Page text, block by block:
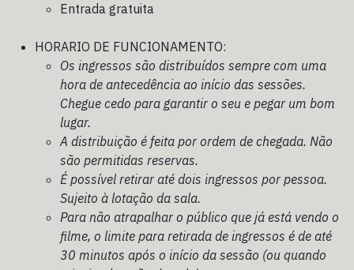
Entrada gratuita
HORARIO DE FUNCIONAMENTO:
Os ingressos são distribuídos sempre com uma
hora de antecedência ao início das sessões.
Chegue cedo para garantir o seu e pegar um bom
lugar.
A distribuição é feita por ordem de chegada. Não
são permitidas reservas.
É possível retirar até dois ingressos por pessoa.
Sujeito à lotação da sala.
Para não atrapalhar o público que já está vendo o
filme, o limite para retirada de ingressos é de até
30 minutos após o início da sessão (ou quando